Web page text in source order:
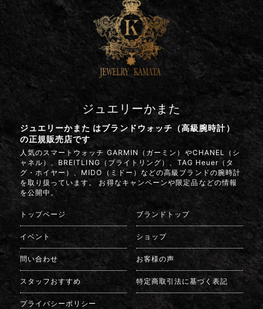
ジュエリーかまた
ジュエリーかまた はブランドウォッチ（高級腕時計）
の正規販売店です
人気のスマートウォッチ GARMIN（ガーミン）やCHANEL（シ
ャネル）、BREITLING（ブライトリング）、TAG Heuer（タ
グ・ホイヤー）、MIDO（ミドー）などの高級ブランドの腕時計
を取り扱っています。 お得なキャンペーンや限定品などの情報
を公開中。
トップページ ブランドトップ
イベント ショップ
問い合わせ お客様の声
スタッフおすすめ 特定商取引法に基づく表記
プライバシーポリシー